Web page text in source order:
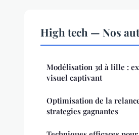
High tech — Nos
Modélisation 3d à lille :
visuel captivant
Optimisation de la
strategies gagnantes